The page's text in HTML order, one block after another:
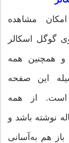
مشاهده
گوگل اسکالر
همچنین همه
این صفحه
از همه
نوشته باشد و
هم به‌آسانی